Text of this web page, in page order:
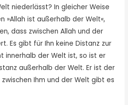
niederlässt? In gleicher Weise
»Allah ist außerhalb der Welt«,
dass zwischen Allah und der
Es gibt für Ihn keine Distanz zur
innerhalb der Welt ist, so ist er
außerhalb der Welt. Er ist der
Ihm und der Welt gibt es